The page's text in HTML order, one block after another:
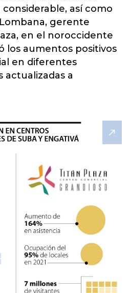
así como
gerente
en el noroccidente
los aumentos positivos
en diferentes
actualizadas a